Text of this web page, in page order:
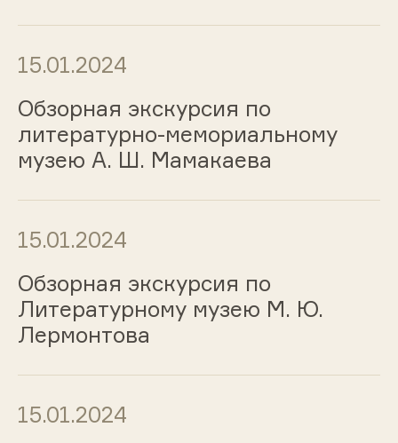
15.01.2024
Обзорная экскурсия по
литературно-мемориальному
музею А. Ш. Мамакаева
15.01.2024
Обзорная экскурсия по
Литературному музею М. Ю.
Лермонтова
15.01.2024